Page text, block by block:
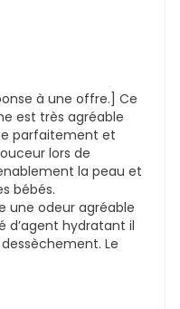
à une offre.] Ce
est très agréable
parfaitement et
lors de
la peau et
bébés.
une odeur agréable
d’agent hydratant il
Le